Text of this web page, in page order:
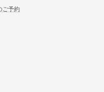
なたへ